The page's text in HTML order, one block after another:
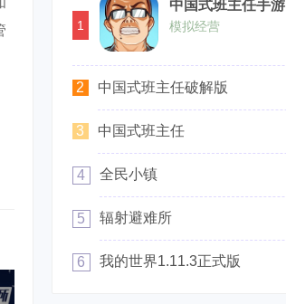
1
中国式班主任手游
模拟经营
2 中国式班主任破解版
3 中国式班主任
4 全民小镇
5 辐射避难所
6 我的世界1.11.3正式版